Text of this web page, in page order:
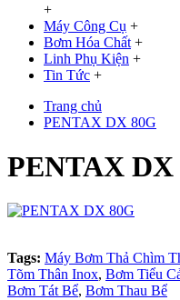
+
Máy Công Cụ +
Bơm Hóa Chất +
Linh Phụ Kiện +
Tin Tức +
Trang chủ
PENTAX DX 80G
PENTAX DX
Tags: Máy Bơm Thả Chìm
Tõm Thân Inox, Bơm Tiểu
Bơm Tát Bể, Bơm Thau Bể